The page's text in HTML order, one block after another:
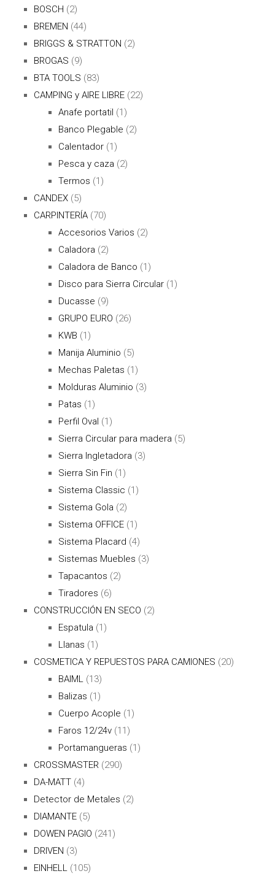
BOSCH (2)
BREMEN (44)
BRIGGS & STRATTON (2)
BROGAS (9)
BTA TOOLS (83)
CAMPING y AIRE LIBRE (22)
Anafe portatil (1)
Banco Plegable (2)
Calentador (1)
Pesca y caza (2)
Termos (1)
CANDEX (5)
CARPINTERÍA (70)
Accesorios Varios (2)
Caladora (2)
Caladora de Banco (1)
Disco para Sierra Circular (1)
Ducasse (9)
GRUPO EURO (26)
KWB (1)
Manija Aluminio (5)
Mechas Paletas (1)
Molduras Aluminio (3)
Patas (1)
Perfil Oval (1)
Sierra Circular para madera (5)
Sierra Ingletadora (3)
Sierra Sin Fin (1)
Sistema Classic (1)
Sistema Gola (2)
Sistema OFFICE (1)
Sistema Placard (4)
Sistemas Muebles (3)
Tapacantos (2)
Tiradores (6)
CONSTRUCCIÓN EN SECO (2)
Espatula (1)
Llanas (1)
COSMETICA Y REPUESTOS PARA CAMIONES (20)
BAIML (13)
Balizas (1)
Cuerpo Acople (1)
Faros 12/24v (11)
Portamangueras (1)
CROSSMASTER (290)
DA-MATT (4)
Detector de Metales (2)
DIAMANTE (5)
DOWEN PAGIO (241)
DRIVEN (3)
EINHELL (105)